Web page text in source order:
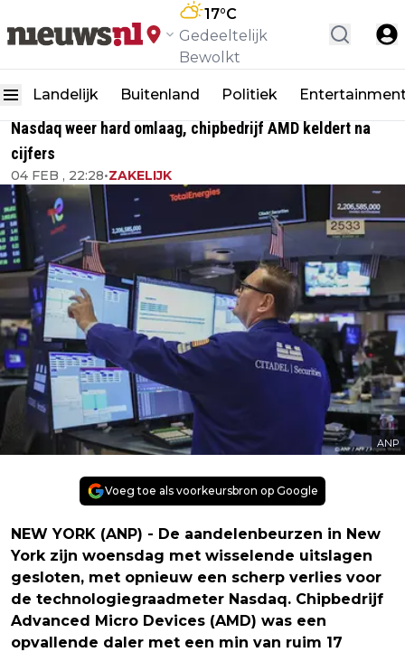
17°C
Gedeeltelijk
Bewolkt
Landelijk Buitenland Politiek
Nasdaq weer hard omlaag, chipbedrijf AMD keldert na
cijfers
04 FEB , 22:28•ZAKELIJK
ANP
Voeg toe als voorkeursbron op Google
NEW YORK (ANP) - De aandelenbeurzen in New
York zijn woensdag met wisselende uitslagen
gesloten, met opnieuw een scherp verlies voor
de technologiegraadmeter Nasdaq. Chipbedrijf
Advanced Micro Devices (AMD) was een
opvallende daler met een min van ruim 17